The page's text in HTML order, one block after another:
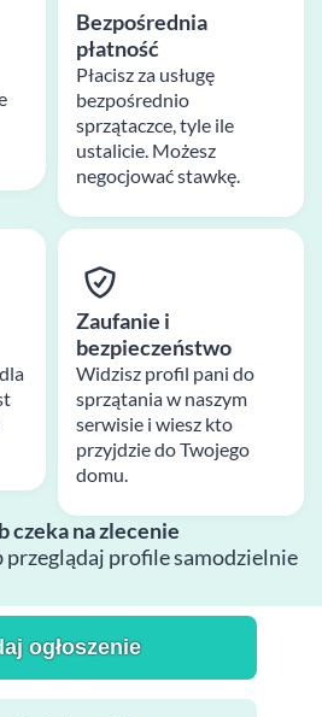
Bezpośrednia
płatność
Płacisz za usługę
bezpośrednio
sprzątaczce, tyle ile
ustalicie. Możesz
negocjować stawkę.
Zaufanie i
bezpieczeństwo
Widzisz profil pani do
sprzątania w naszym
serwisie i wiesz kto
przyjdzie do Twojego
domu.
czeka na zlecenie
przeglądaj profile samodzielnie
ogłoszenie